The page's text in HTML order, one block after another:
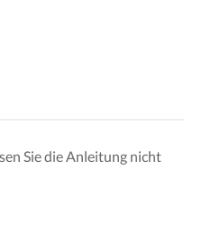
Sie die Anleitung nicht